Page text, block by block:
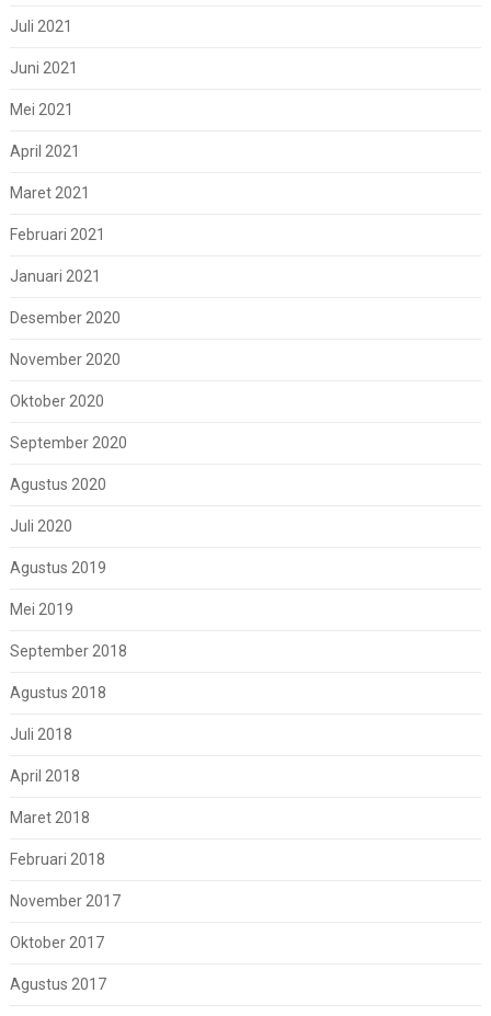
Juli 2021
Juni 2021
Mei 2021
April 2021
Maret 2021
Februari 2021
Januari 2021
Desember 2020
November 2020
Oktober 2020
September 2020
Agustus 2020
Juli 2020
Agustus 2019
Mei 2019
September 2018
Agustus 2018
Juli 2018
April 2018
Maret 2018
Februari 2018
November 2017
Oktober 2017
Agustus 2017